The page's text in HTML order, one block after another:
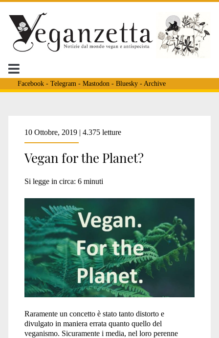
Facebook- Telegram - Mastodon - Bluesky- Archive
Tag:
<span>animalisti</
10 Ottobre, 2019 | 4.375 letture
Vegan for the Planet?
Si legge in circa: 6 minuti
Raramente un concetto è stato tanto distorto e
divulgato in maniera errata quanto quello del
veganismo. Sicuramente i media, nel loro perenne